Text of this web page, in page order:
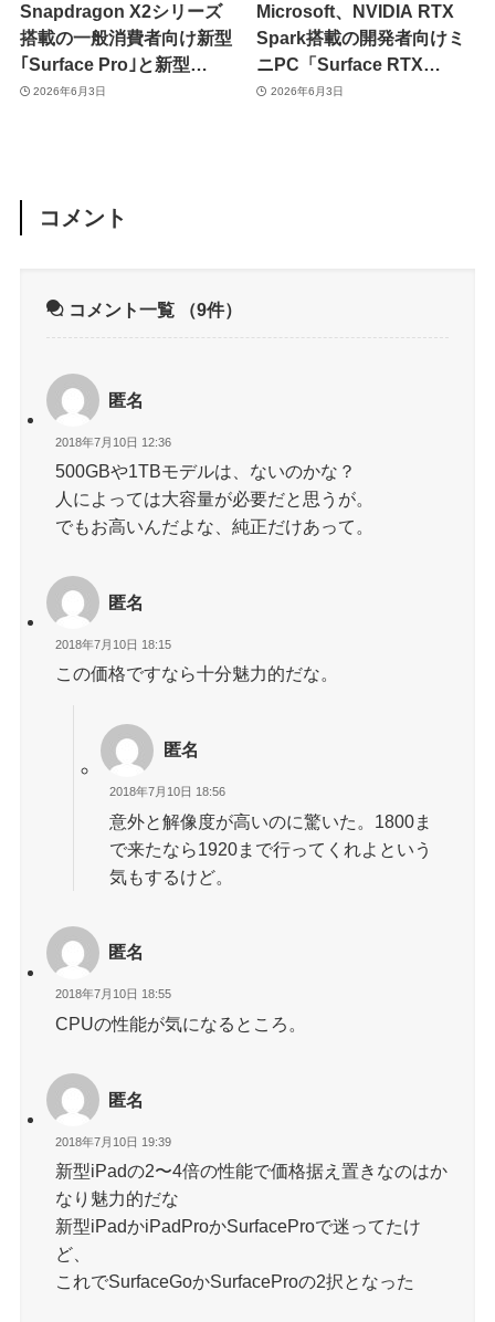
Snapdragon X2シリーズ
搭載の一般消費者向け新型
｢Surface Pro｣と新型
｢Surface Laptop｣は6月16
2026年6月3日
Microsoft、NVIDIA RTX
Spark搭載の開発者向けミ
ニPC「Surface RTX
Spark Dev Box」を発表
2026年6月3日
コメント
コメント一覧 （9件）
匿名
2018年7月10日 12:36
500GBや1TBモデルは、ないのかな？
人によっては大容量が必要だと思うが。
でもお高いんだよな、純正だけあって。
匿名
2018年7月10日 18:15
この価格ですなら十分魅力的だな。
匿名
2018年7月10日 18:56
意外と解像度が高いのに驚いた。1800ま
で来たなら1920まで行ってくれよという
気もするけど。
匿名
2018年7月10日 18:55
CPUの性能が気になるところ。
匿名
2018年7月10日 19:39
新型iPadの2〜4倍の性能で価格据え置きなのはか
なり魅力的だな
新型iPadかiPadProかSurfaceProで迷ってたけ
ど、
これでSurfaceGoかSurfaceProの2択となった